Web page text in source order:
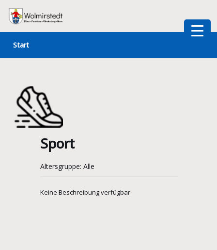
Zum
springen
Start
Sport
Altersgruppe: Alle
Keine Beschreibung verfügbar